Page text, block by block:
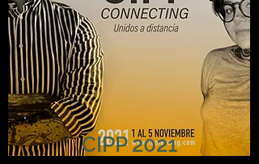
CIPP 2021